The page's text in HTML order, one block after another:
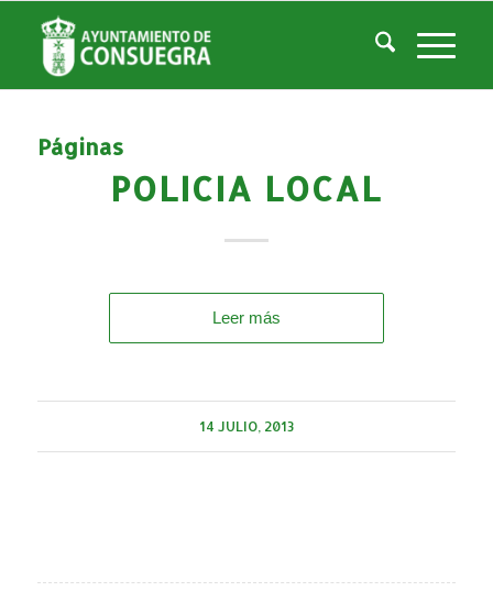
Listado de la etiqueta: Policia Local
Usted está aquí: Inicio / Policia Local
Páginas
POLICIA LOCAL
Leer más
14 JULIO, 2013